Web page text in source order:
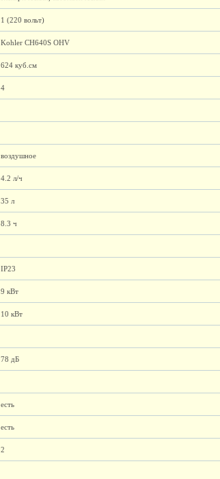
1 (220 вольт)
Kohler CH640S OHV
624 куб.см
4
воздушное
4.2 л/ч
35 л
8.3 ч
IP23
9 кВт
10 кВт
78 дБ
есть
есть
2